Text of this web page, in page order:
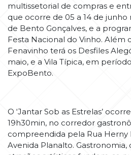
multissetorial de compras e
que ocorre de 05 a 14 de
de Bento Gonçalves, e a
Festa Nacional do Vinho. Além
Fenavinho terá os Desfiles
maio, e a Vila Típica, em
ExpoBento.
O ‘Jantar Sob as Estrelas’
19h30min, no corredor
compreendida pela Rua
Avenida Planalto.